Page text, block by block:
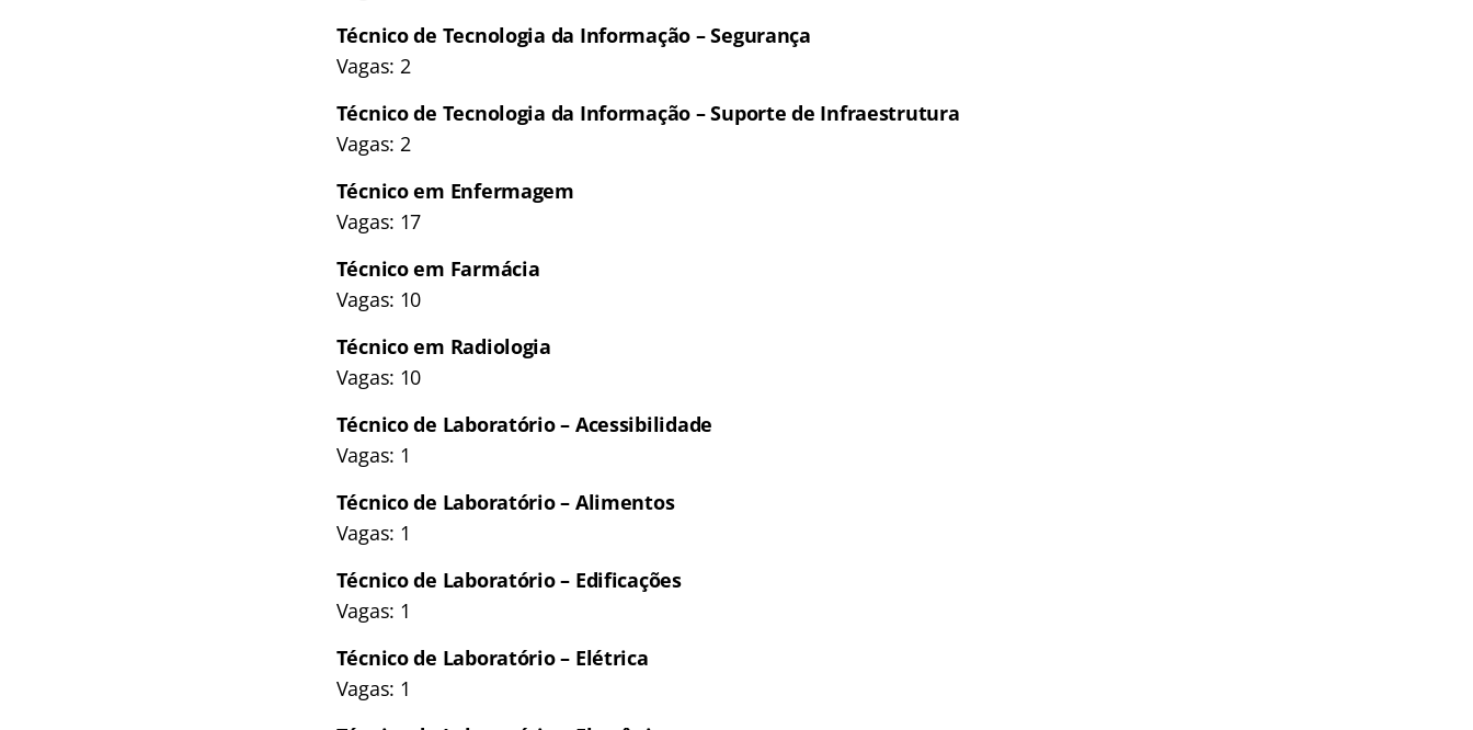
Técnico de Tecnologia da Informação – Segurança
Vagas: 2
Técnico de Tecnologia da Informação – Suporte de Infraestrutura
Vagas: 2
Técnico em Enfermagem
Vagas: 17
Técnico em Farmácia
Vagas: 10
Técnico em Radiologia
Vagas: 10
Técnico de Laboratório – Acessibilidade
Vagas: 1
Técnico de Laboratório – Alimentos
Vagas: 1
Técnico de Laboratório – Edificações
Vagas: 1
Técnico de Laboratório – Elétrica
Vagas: 1